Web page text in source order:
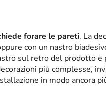
forare le pareti. La
con un nastro
sul retro del prodotto e
più complesse,
in modo ancora